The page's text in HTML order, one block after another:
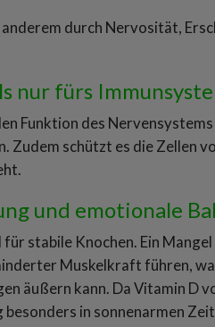
anderem durch Nervosität,
nur fürs
Funktion des
Zudem schützt es die Zellen
und emotionale
stabile Knochen. Ein
Muskelkraft führen,
äußern kann. Da Vitamin D
in sonnenarmen